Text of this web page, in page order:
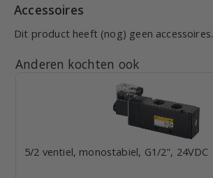
Accessoires
Dit product heeft (nog) geen accessoires.
Anderen kochten ook
5/2 ventiel, monostabiel, G1/2", 24VDC